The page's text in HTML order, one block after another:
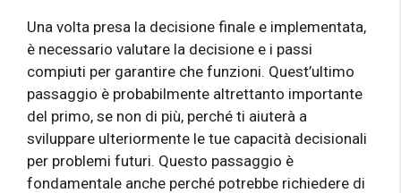
Una volta presa la decisione finale e implementata,
è necessario valutare la decisione e i passi
compiuti per garantire che funzioni. Quest’ultimo
passaggio è probabilmente altrettanto importante
del primo, se non di più, perché ti aiuterà a
sviluppare ulteriormente le tue capacità decisionali
per problemi futuri. Questo passaggio è
fondamentale anche perché potrebbe richiedere di